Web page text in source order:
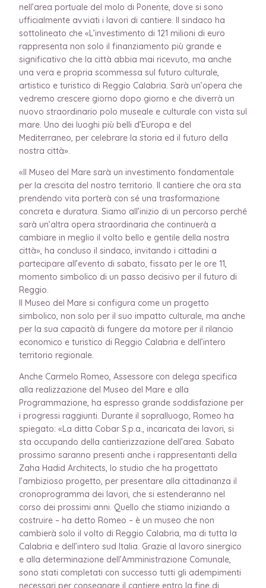
nell’area portuale del molo di Ponente, dove si sono
ufficialmente avviati i lavori di cantiere. Il sindaco ha
sottolineato che «L’investimento di 121 milioni di euro
rappresenta non solo il finanziamento più grande e
significativo che la città abbia mai ricevuto, ma anche
una vera e propria scommessa sul futuro culturale,
artistico e turistico di Reggio Calabria. Sarà un’opera che
vedremo crescere giorno dopo giorno e che diverrà un
nuovo straordinario polo museale e culturale con vista sul
mare. Uno dei luoghi più belli d’Europa e del
Mediterraneo, per celebrare la storia ed il futuro della
nostra città».
«Il Museo del Mare sarà un investimento fondamentale
per la crescita del nostro territorio. Il cantiere che ora sta
prendendo vita porterà con sé una trasformazione
concreta e duratura. Siamo all’inizio di un percorso perché
sarà un’altra opera straordinaria che continuerà a
cambiare in meglio il volto bello e gentile della nostra
città», ha concluso il sindaco, invitando i cittadini a
partecipare all’evento di sabato, fissato per le ore 11,
momento simbolico di un passo decisivo per il futuro di
Reggio.
Il Museo del Mare si configura come un progetto
simbolico, non solo per il suo impatto culturale, ma anche
per la sua capacità di fungere da motore per il rilancio
economico e turistico di Reggio Calabria e dell’intero
territorio regionale.
Anche Carmelo Romeo, Assessore con delega specifica
alla realizzazione del Museo del Mare e alla
Programmazione, ha espresso grande soddisfazione per
i progressi raggiunti. Durante il sopralluogo, Romeo ha
spiegato: «La ditta Cobar S.p.a., incaricata dei lavori, si
sta occupando della cantierizzazione dell’area. Sabato
prossimo saranno presenti anche i rappresentanti della
Zaha Hadid Architects, lo studio che ha progettato
l’ambizioso progetto, per presentare alla cittadinanza il
cronoprogramma dei lavori, che si estenderanno nel
corso dei prossimi anni. Quello che stiamo iniziando a
costruire – ha detto Romeo – è un museo che non
cambierà solo il volto di Reggio Calabria, ma di tutta la
Calabria e dell’intero sud Italia. Grazie al lavoro sinergico
e alla determinazione dell’Amministrazione Comunale,
sono stati completati con successo tutti gli adempimenti
necessari per consegnare il cantiere entro la fine di